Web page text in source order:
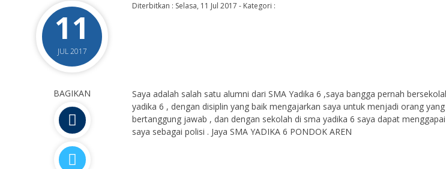
11
JUL 2017
Diterbitkan : Selasa, 11 Jul 2017 - Kategori :
BAGIKAN
Saya adalah salah satu alumni dari SMA Yadika 6 ,saya bangga pernah
yadika 6 , dengan disiplin yang baik mengajarkan saya untuk menjadi orang
bertanggung jawab , dan dengan sekolah di sma yadika 6 saya dapat
saya sebagai polisi . Jaya SMA YADIKA 6 PONDOK AREN